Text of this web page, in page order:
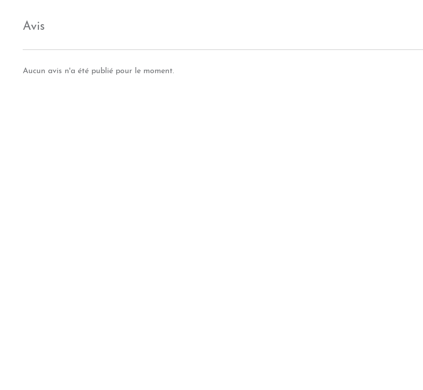
Avis
Aucun avis n'a été publié pour le moment.